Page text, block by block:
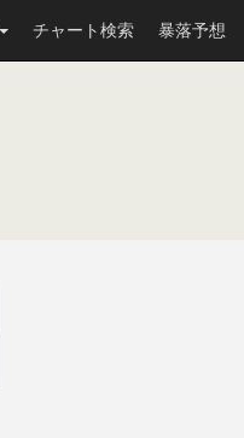
チャート検索 暴落予想